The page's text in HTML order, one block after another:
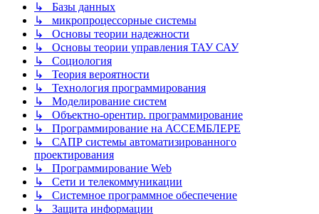
↳ Базы данных
↳ микропроцессорные системы
↳ Основы теории надежности
↳ Основы теории управления ТАУ САУ
↳ Социология
↳ Теория вероятности
↳ Технология программирования
↳ Моделирование систем
↳ Объектно-орентир. программирование
↳ Программирование на АССЕМБЛЕРЕ
↳ САПР системы автоматизированного
проектирования
↳ Программирование Web
↳ Сети и телекоммуникации
↳ Системное программное обеспечение
↳ Защита информации